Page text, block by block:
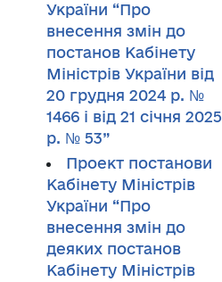
України “Про
внесення змін до
постанов Кабінету
Міністрів України від
20 грудня 2024 р. №
1466 і від 21 січня 2025
р. № 53”
Проект постанови
Кабінету Міністрів
України “Про
внесення змін до
деяких постанов
Кабінету Міністрів